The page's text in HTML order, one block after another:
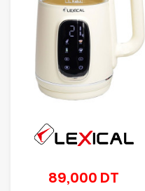
89,000 DT